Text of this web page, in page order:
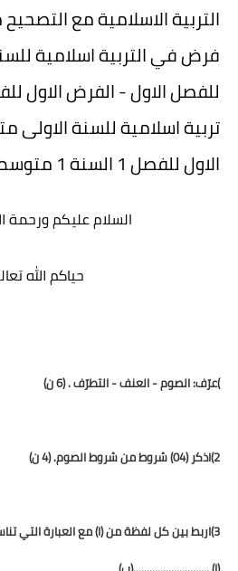
التربية الاسلامية مع
فرض في التربية اسلامية
تربية اسلامية للسنة
الاول للفصل 1 السنة 1 متوسط
السلام عليكم ورحمة
حياكم الله
)عرّف: الصوم - العنف - التطرّف . (6 ن)
2)اذكر (04) شروط من شروط الصوم. (4 ن)
3)اربط بين كل لفظة من (ا) مع العبارة التي تناسبها من (ب) : (4 ن)